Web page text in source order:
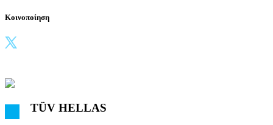
Κοινοποίηση
TÜV HELLAS